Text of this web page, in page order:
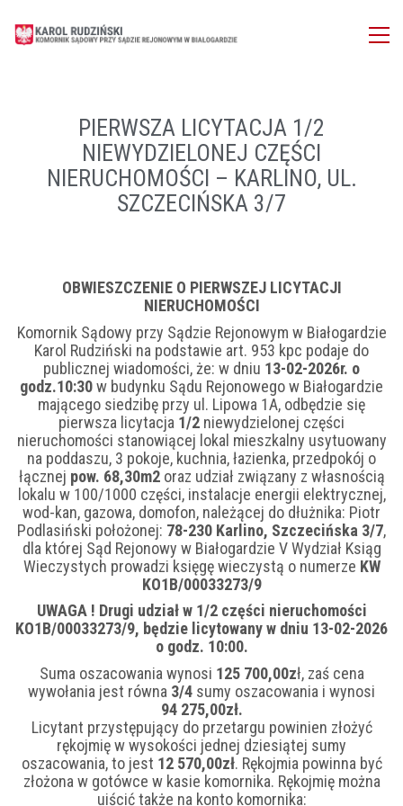
PIERWSZA LICYTACJA 1/2
NIEWYDZIELONEJ CZĘŚCI
NIERUCHOMOŚCI – KARLINO, UL.
SZCZECIŃSKA 3/7
OBWIESZCZENIE O PIERWSZEJ LICYTACJI
NIERUCHOMOŚCI
Komornik Sądowy przy Sądzie Rejonowym w Białogardzie
Karol Rudziński na podstawie art. 953 kpc podaje do
publicznej wiadomości, że: w dniu 13-02-2026r. o
godz.10:30w budynku Sądu Rejonowego w Białogardzie
mającego siedzibę przy ul. Lipowa 1A, odbędzie się
pierwsza licytacja 1/2 niewydzielonej części
nieruchomości stanowiącej lokal mieszkalny usytuowany
na poddaszu, 3 pokoje, kuchnia, łazienka, przedpokój o
łącznej pow. 68,30m2oraz udział związany z własnością
lokalu w 100/1000 części, instalacje energii elektrycznej,
wod-kan, gazowa, domofon, należącej do dłużnika: Piotr
Podlasiński położonej: 78-230 Karlino, Szczecińska 3/7,
dla której Sąd Rejonowy w Białogardzie V Wydział Ksiąg
Wieczystych prowadzi księgę wieczystą o numerze KW
KO1B/00033273/9
UWAGA ! Drugi udział w 1/2 części nieruchomości
KO1B/00033273/9, będzie licytowany w dniu 13-02-2026
o godz. 10:00.
Suma oszacowania wynosi 125 700,00zł, zaś cena
wywołania jest równa 3/4 sumy oszacowania i wynosi
94 275,00zł.
Licytant przystępujący do przetargu powinien złożyć
rękojmię w wysokości jednej dziesiątej sumy
oszacowania, to jest 12 570,00zł. Rękojmia powinna być
złożona w gotówce w kasie komornika. Rękojmię można
uiścić także na konto komornika: